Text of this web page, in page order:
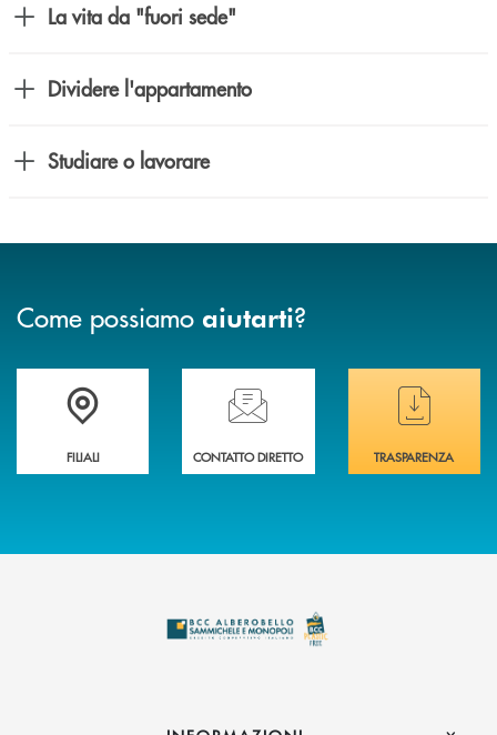
La vita da "fuori sede"
Dividere l'appartamento
Studiare o lavorare
Come possiamo aiutarti?
Trova la filiale più vicina a te
FILIALI
Hai bisogno di assistenza immediata ?
CONTATTO DIRETTO
Hai bisogno di
TRASPARENZA